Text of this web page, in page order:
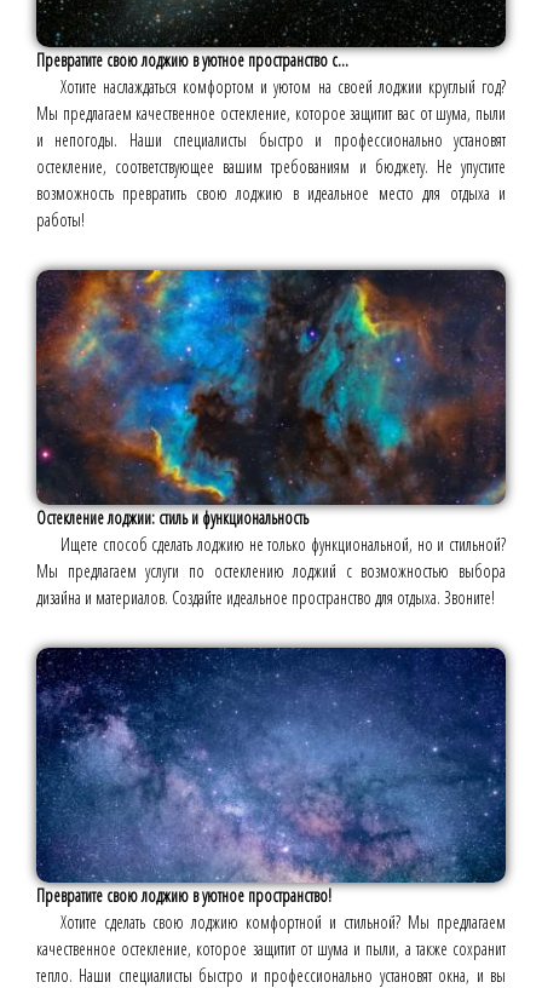
Превратите свою лоджию в уютное пространство с...
Хотите наслаждаться комфортом и уютом на своей лоджии круглый год?
Мы предлагаем качественное остекление, которое защитит вас от шума, пыли
и непогоды. Наши специалисты быстро и профессионально установят
остекление, соответствующее вашим требованиям и бюджету. Не упустите
возможность превратить свою лоджию в идеальное место для отдыха и
работы!
Остекление лоджии: стиль и функциональность
Ищете способ сделать лоджию не только функциональной, но и стильной?
Мы предлагаем услуги по остеклению лоджий с возможностью выбора
дизайна и материалов. Создайте идеальное пространство для отдыха. Звоните!
Превратите свою лоджию в уютное пространство!
Хотите сделать свою лоджию комфортной и стильной? Мы предлагаем
качественное остекление, которое защитит от шума и пыли, а также сохранит
тепло. Наши специалисты быстро и профессионально установят окна, и вы